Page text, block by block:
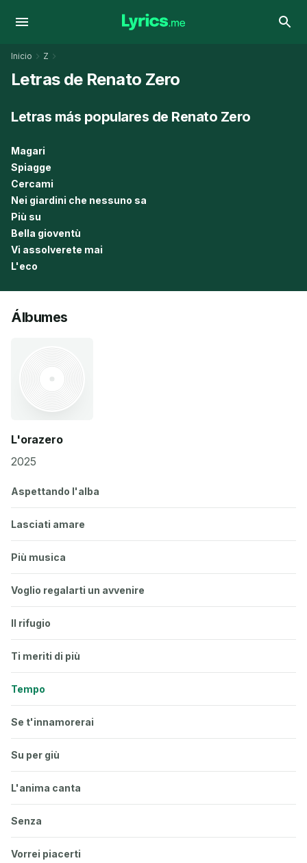
Inicio Z
Letras de Renato Zero
Letras más populares de Renato Zero
Magari
Spiagge
Cercami
Nei giardini che nessuno sa
Più su
Bella gioventù
Vi assolverete mai
L'eco
Álbumes
L'orazero
2025
Aspettando l'alba
Lasciati amare
Più musica
Voglio regalarti un avvenire
Il rifugio
Ti meriti di più
Tempo
Se t'innamorerai
Su per giù
L'anima canta
Senza
Vorrei piacerti